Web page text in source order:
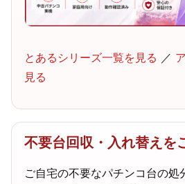
とあるシリーズ一覧を見る ／
見る
不要台回収・入れ替えを
ご自宅の不要なパチンコ台の処